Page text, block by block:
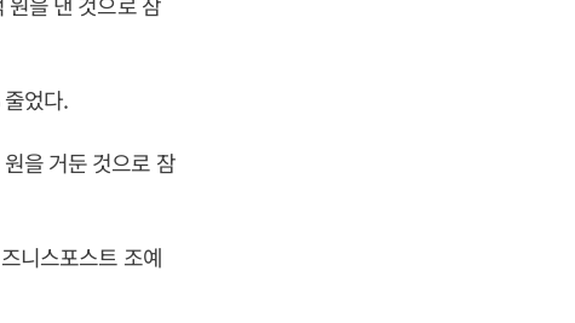
었다.
을 거둔 것으로 잠
니스포스트 조예